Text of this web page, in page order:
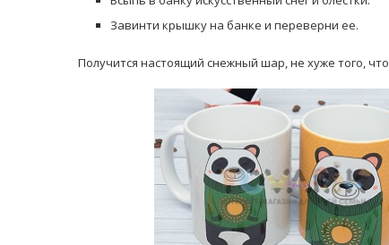
Завинти крышку на банке и переверни ее.
Получится настоящий снежный шар, не хуже того,